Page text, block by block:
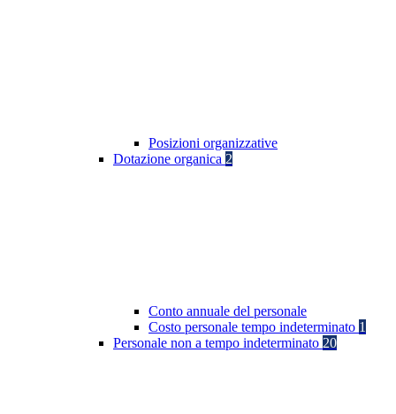
Posizioni organizzative
Dotazione organica 2
Conto annuale del personale
Costo personale tempo indeterminato 1
Personale non a tempo indeterminato 20